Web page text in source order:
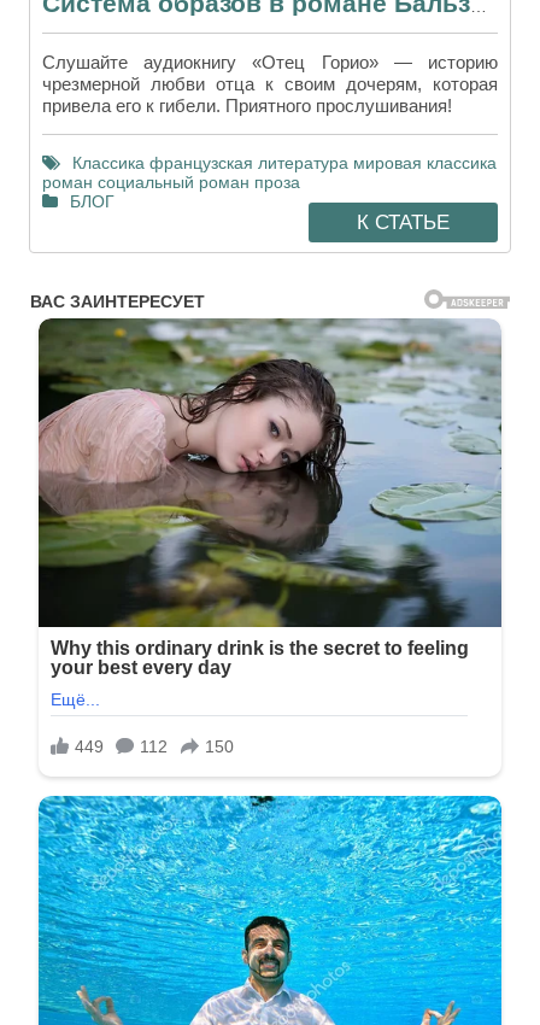
Слушайте аудиокнигу «Отец Горио» — историю
чрезмерной любви отца к своим дочерям, которая
привела его к гибели. Приятного прослушивания!
Классика французская литература мировая классика
роман социальный роман проза
БЛОГ
К СТАТЬЕ